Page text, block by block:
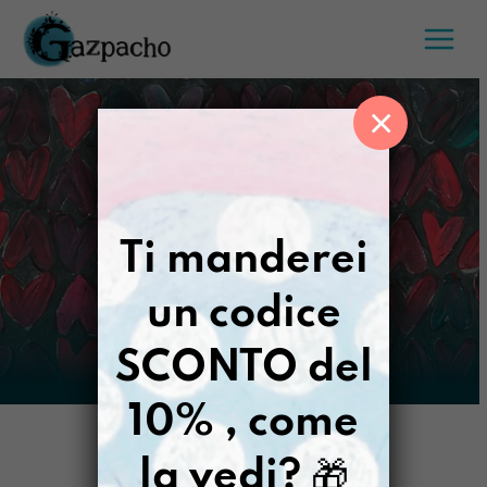
Salta
contenuto
Ti manderei
un codice
SCONTO del
10% , come
la vedi? 🎁
×